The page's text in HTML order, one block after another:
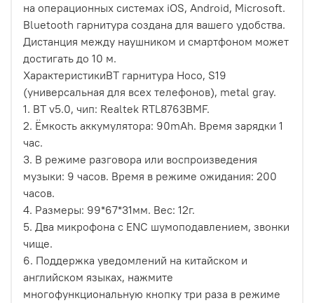
на операционных системах iOS, Android, Microsoft.
Bluetooth гарнитура создана для вашего удобства.
Дистанция между наушником и смартфоном может
достигать до 10 м.
ХарактеристикиBT гарнитура Hoco, S19
(универсальная для всех телефонов), metal gray.
1. BT v5.0, чип: Realtek RTL8763BMF.
2. Ёмкость аккумулятора: 90mAh. Время зарядки 1
час.
3. В режиме разговора или воспроизведения
музыки: 9 часов. Время в режиме ожидания: 200
часов.
4. Размеры: 99*67*31мм. Вес: 12г.
5. Два микрофона с ENC шумоподавлением, звонки
чище.
6. Поддержка уведомлений на китайском и
английском языках, нажмите
многофункциональную кнопку три раза в режиме